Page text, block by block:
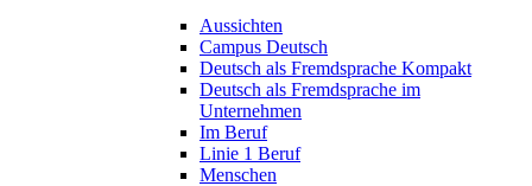
Aussichten
Campus Deutsch
Deutsch als Fremdsprache Kompakt
Deutsch als Fremdsprache im
Unternehmen
Im Beruf
Linie 1 Beruf
Menschen